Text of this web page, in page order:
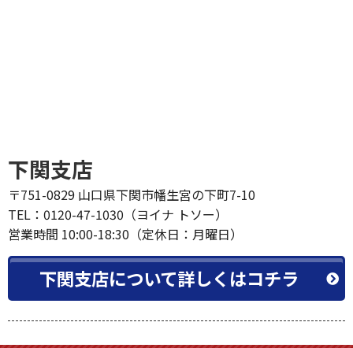
下関支店
〒751-0829 山口県下関市幡生宮の下町7-10
TEL：0120-47-1030（ヨイナ トソー）
営業時間 10:00-18:30（定休日：月曜日）
下関支店について詳しくはコチラ